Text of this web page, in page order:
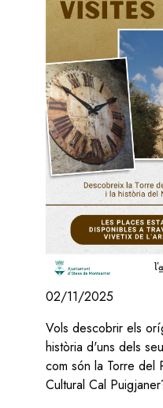
02/11/2025
Vols descobrir els
història d'uns dels
com són la Torre del
Cultural Cal